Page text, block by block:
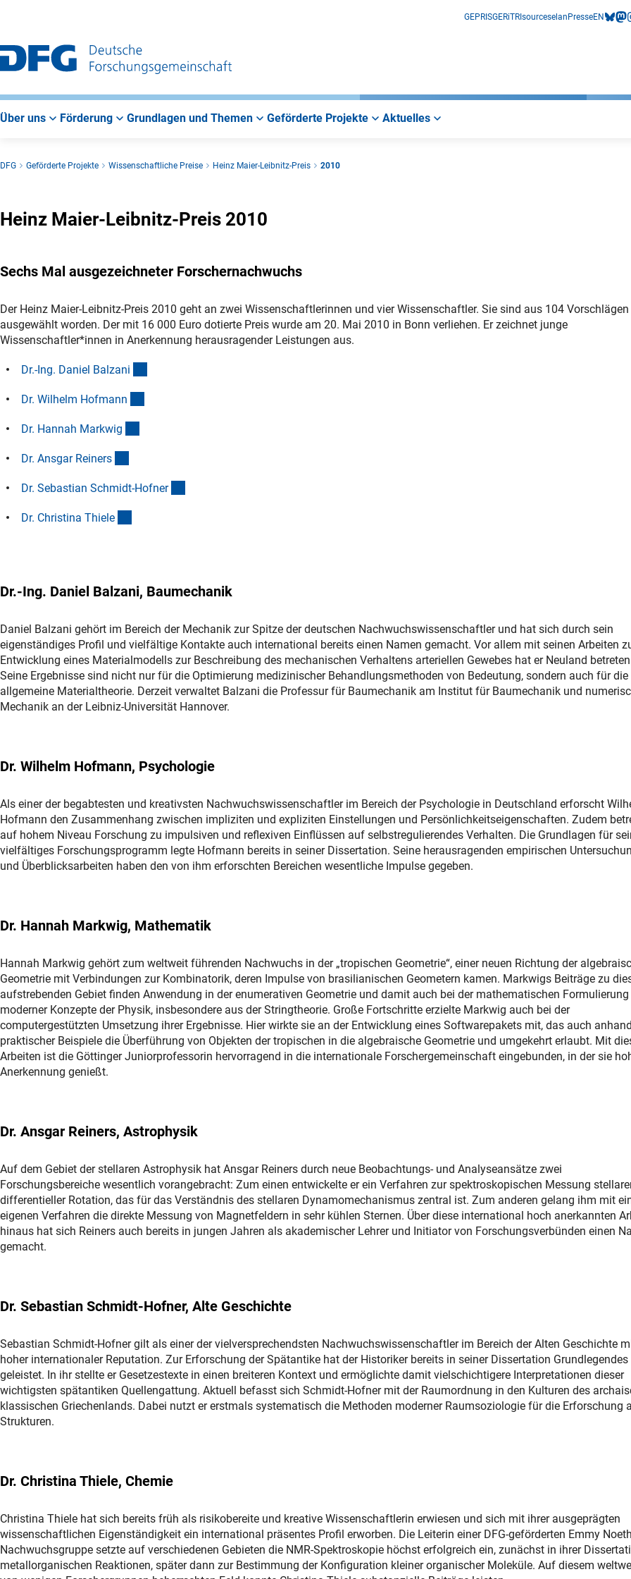
GEPRISGERiTRIsourceselan PresseEN
Über uns Förderung Grundlagen und Themen Geförderte Projekte Aktuelles
DFG Geförderte Projekte Wissenschaftliche Preise Heinz Maier-Leibnitz-Preis 2010
Heinz Maier-Leibnitz-Preis 2010
Sechs Mal ausgezeichneter Forschernachwuchs
Der Heinz Maier-Leibnitz-Preis 2010 geht an zwei Wissenschaftlerinnen und vier Wissenschaftler. Sie sind aus 104 Vorschlägen
ausgewählt worden. Der mit 16 000 Euro dotierte Preis wurde am 20. Mai 2010 in Bonn verliehen. Er zeichnet junge
Wissenschaftler*innen in Anerkennung herausragender Leistungen aus.
Dr.-Ing. Daniel Balzani
Dr. Wilhelm Hofmann
Dr. Hannah Markwig
Dr. Ansgar Reiners
Dr. Sebastian Schmidt-Hofner
Dr. Christina Thiele
Dr.-Ing. Daniel Balzani, Baumechanik
Daniel Balzani gehört im Bereich der Mechanik zur Spitze der deutschen Nachwuchswissenschaftler und hat sich durch sein
eigenständiges Profil und vielfältige Kontakte auch international bereits einen Namen gemacht. Vor allem mit seinen Arbeiten
Entwicklung eines Materialmodells zur Beschreibung des mechanischen Verhaltens arteriellen Gewebes hat er Neuland
Seine Ergebnisse sind nicht nur für die Optimierung medizinischer Behandlungsmethoden von Bedeutung, sondern auch für die
allgemeine Materialtheorie. Derzeit verwaltet Balzani die Professur für Baumechanik am Institut für Baumechanik und
Mechanik an der Leibniz-Universität Hannover.
Dr. Wilhelm Hofmann, Psychologie
Als einer der begabtesten und kreativsten Nachwuchswissenschaftler im Bereich der Psychologie in Deutschland erforscht
Hofmann den Zusammenhang zwischen impliziten und expliziten Einstellungen und Persönlichkeitseigenschaften. Zudem
auf hohem Niveau Forschung zu impulsiven und reflexiven Einflüssen auf selbstregulierendes Verhalten. Die Grundlagen für
vielfältiges Forschungsprogramm legte Hofmann bereits in seiner Dissertation. Seine herausragenden empirischen
und Überblicksarbeiten haben den von ihm erforschten Bereichen wesentliche Impulse gegeben.
Dr. Hannah Markwig, Mathematik
Hannah Markwig gehört zum weltweit führenden Nachwuchs in der „tropischen Geometrie“, einer neuen Richtung der
Geometrie mit Verbindungen zur Kombinatorik, deren Impulse von brasilianischen Geometern kamen. Markwigs Beiträge zu
aufstrebenden Gebiet finden Anwendung in der enumerativen Geometrie und damit auch bei der mathematischen Formulierung
moderner Konzepte der Physik, insbesondere aus der Stringtheorie. Große Fortschritte erzielte Markwig auch bei der
computergestützten Umsetzung ihrer Ergebnisse. Hier wirkte sie an der Entwicklung eines Softwarepakets mit, das auch anhand
praktischer Beispiele die Überführung von Objekten der tropischen in die algebraische Geometrie und umgekehrt erlaubt. Mit
Arbeiten ist die Göttinger Juniorprofessorin hervorragend in die internationale Forschergemeinschaft eingebunden, in der sie
Anerkennung genießt.
Dr. Ansgar Reiners, Astrophysik
Auf dem Gebiet der stellaren Astrophysik hat Ansgar Reiners durch neue Beobachtungs- und Analyseansätze zwei
Forschungsbereiche wesentlich vorangebracht: Zum einen entwickelte er ein Verfahren zur spektroskopischen Messung
differentieller Rotation, das für das Verständnis des stellaren Dynamomechanismus zentral ist. Zum anderen gelang ihm mit
eigenen Verfahren die direkte Messung von Magnetfeldern in sehr kühlen Sternen. Über diese international hoch anerkannten
hinaus hat sich Reiners auch bereits in jungen Jahren als akademischer Lehrer und Initiator von Forschungsverbünden einen
gemacht.
Dr. Sebastian Schmidt-Hofner, Alte Geschichte
Sebastian Schmidt-Hofner gilt als einer der vielversprechendsten Nachwuchswissenschaftler im Bereich der Alten Geschichte
hoher internationaler Reputation. Zur Erforschung der Spätantike hat der Historiker bereits in seiner Dissertation Grundlegendes
geleistet. In ihr stellte er Gesetzestexte in einen breiteren Kontext und ermöglichte damit vielschichtigere Interpretationen dieser
wichtigsten spätantiken Quellengattung. Aktuell befasst sich Schmidt-Hofner mit der Raumordnung in den Kulturen des
klassischen Griechenlands. Dabei nutzt er erstmals systematisch die Methoden moderner Raumsoziologie für die Erforschung
Strukturen.
Dr. Christina Thiele, Chemie
Christina Thiele hat sich bereits früh als risikobereite und kreative Wissenschaftlerin erwiesen und sich mit ihrer ausgeprägten
wissenschaftlichen Eigenständigkeit ein international präsentes Profil erworben. Die Leiterin einer DFG-geförderten Emmy
Nachwuchsgruppe setzte auf verschiedenen Gebieten die NMR-Spektroskopie höchst erfolgreich ein, zunächst in ihrer
metallorganischen Reaktionen, später dann zur Bestimmung der Konfiguration kleiner organischer Moleküle. Auf diesem